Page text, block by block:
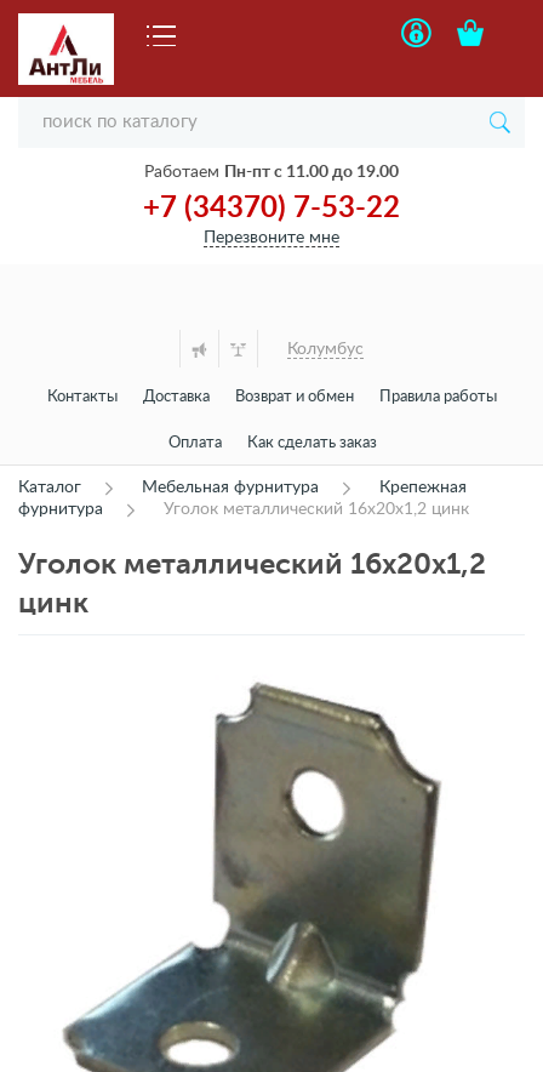
Работаем Пн-пт с 11.00 до 19.00
+7 (34370) 7-53-22
Перезвоните мне
Колумбус
Контакты Доставка Возврат и обмен Правила работы
Оплата Как сделать заказ
Каталог Мебельная фурнитура
Крепежная
фурнитура
Уголок металлический 16х20х1,2 цинк
Уголок металлический 16х20х1,2
цинк